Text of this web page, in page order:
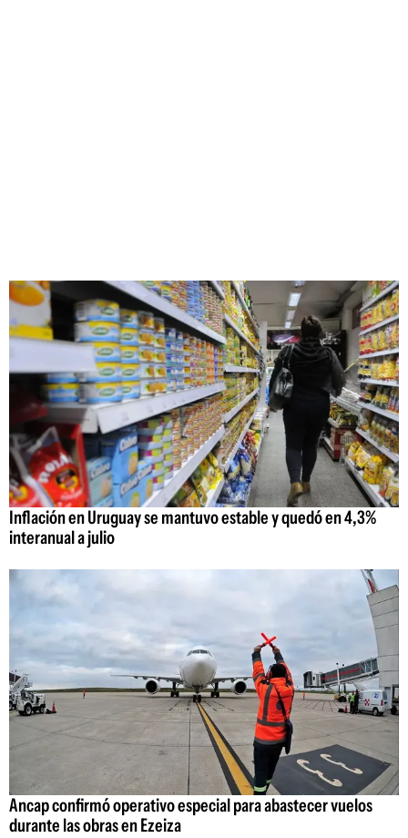
Inflación en Uruguay se mantuvo estable y quedó en 4,3%
interanual a julio
Ancap confirmó operativo especial para abastecer vuelos
durante las obras en Ezeiza